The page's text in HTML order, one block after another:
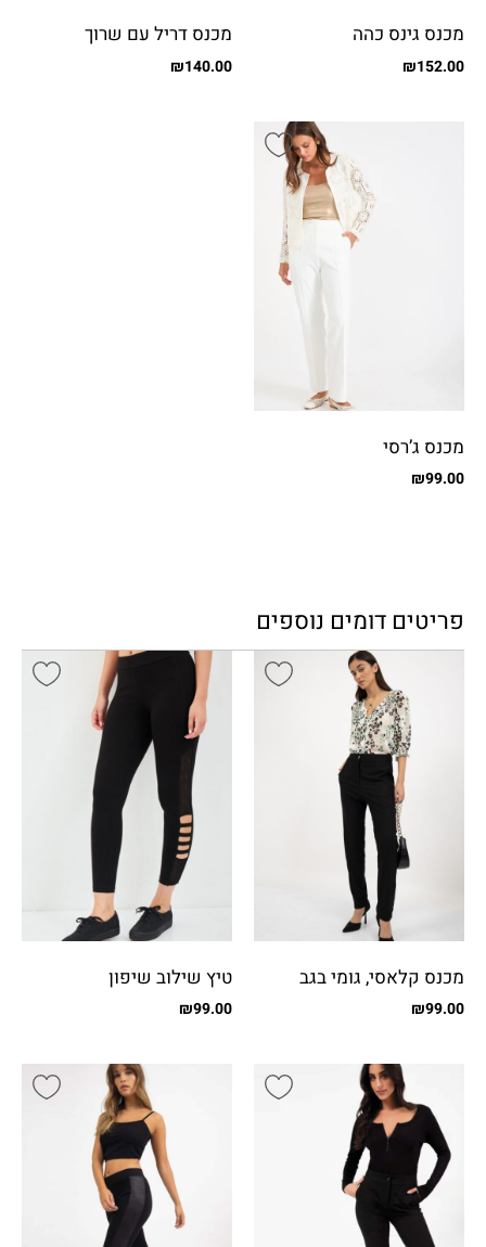
מכנס גינס כהה
₪152.00
מכנס דריל עם שרוך
₪140.00
מכנס ג’רסי
₪99.00
פריטים דומים נוספים
מכנס קלאסי, גומי בגב
₪99.00
טיץ שילוב שיפון
₪99.00